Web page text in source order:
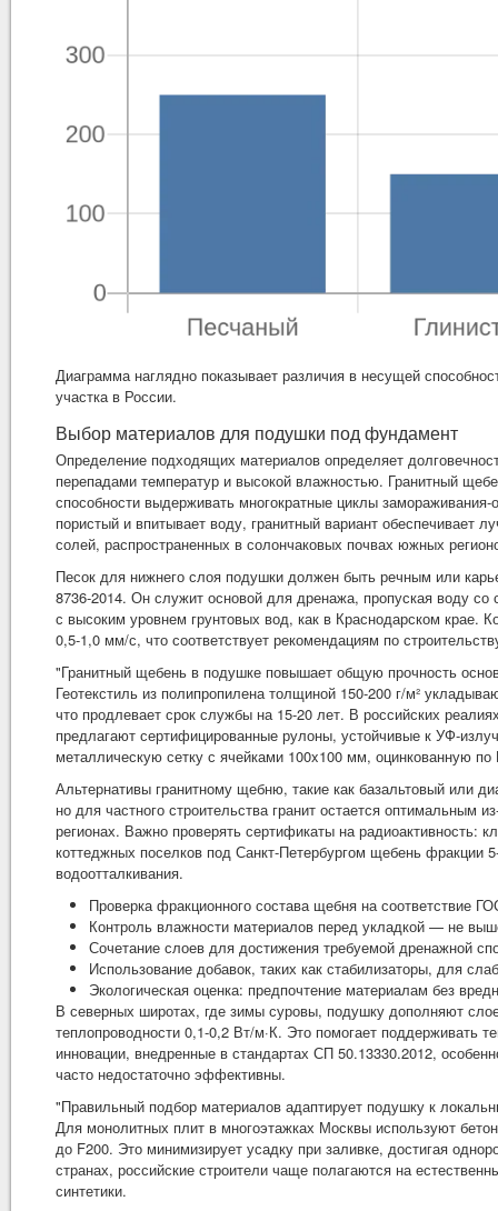
Диаграмма наглядно показывает различия в несущей
участка в России.
Выбор материалов для подушки под фундамент
Определение подходящих материалов определяет
перепадами температур и высокой влажностью. Гранитный
способности выдерживать многократные циклы замораживания-
пористый и впитывает воду, гранитный вариант обеспечивает
солей, распространенных в солончаковых почвах южных
Песок для нижнего слоя подушки должен быть речным или
8736-2014. Он служит основой для дренажа, пропуская воду
с высоким уровнем грунтовых вод, как в Краснодарском крае.
0,5-1,0 мм/с, что соответствует рекомендациям по
"Гранитный щебень в подушке повышает общую прочность
Геотекстиль из полипропилена толщиной 150-200 г/м²
что продлевает срок службы на 15-20 лет. В российских
предлагают сертифицированные рулоны, устойчивые к УФ-
металлическую сетку с ячейками 100x100 мм, оцинкованную
Альтернативы гранитному щебню, такие как базальтовый или
но для частного строительства гранит остается оптимальным
регионах. Важно проверять сертификаты на радиоактивность:
коттеджных поселков под Санкт-Петербургом щебень
водоотталкивания.
Проверка фракционного состава щебня на соответствие
Контроль влажности материалов перед укладкой — не
Сочетание слоев для достижения требуемой дренажной
Использование добавок, таких как стабилизаторы, для
Экологическая оценка: предпочтение материалам без
В северных широтах, где зимы суровы, подушку дополняют
теплопроводности 0,1-0,2 Вт/м·К. Это помогает поддерживать
инновации, внедренные в стандартах СП 50.13330.2012,
часто недостаточно эффективны.
"Правильный подбор материалов адаптирует подушку к
Для монолитных плит в многоэтажках Москвы используют
до F200. Это минимизирует усадку при заливке, достигая
странах, российские строители чаще полагаются на
синтетики.